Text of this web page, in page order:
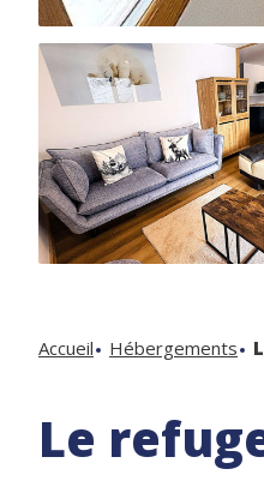
Accueil Hébergements
Le